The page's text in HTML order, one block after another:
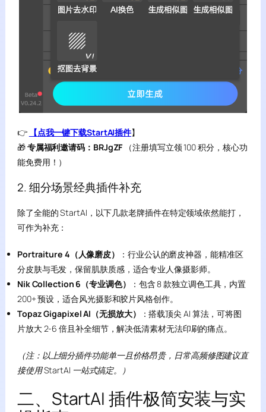
👉 【点我一键下载StartAI插件】
🎁专属福利邀请码：BRJgZF（注册填写立领 100 积分，核心功
能免费用！）
2. 细分场景经典插件补充
除了全能的 StartAI，以下几款老牌插件在特定领域依然能打，
可作为补充：
Portraiture 4（人像磨皮）
：行业公认的磨皮神器，能精准区
分皮肤与毛发，保留肌肤质感，适合专业人像摄影师。
Nik Collection 6（专业调色）
：包含 8 款独立调色工具，内置
200+ 预设，适合风光摄影和胶片风格创作。
Topaz Gigapixel AI（无损放大）
：搭载顶尖 AI 算法，可将图
片放大 2-6 倍且补全细节，解决低清素材无法印刷的痛点。
（注：以上细分插件功能单一且价格昂贵，日常高频修图建议直
接使用 StartAI 一站式搞定。）
二、StartAI 插件极简安装与实